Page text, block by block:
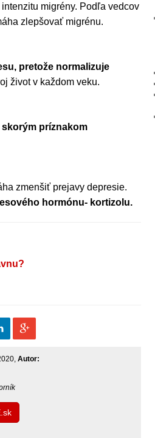
migrény. Podľa vedcov
zlepšovať migrénu.
pretože normalizuje
život v každom veku.
príznakom
zmenšiť prejavy depresie.
hormónu- kortizolu.
Autor: